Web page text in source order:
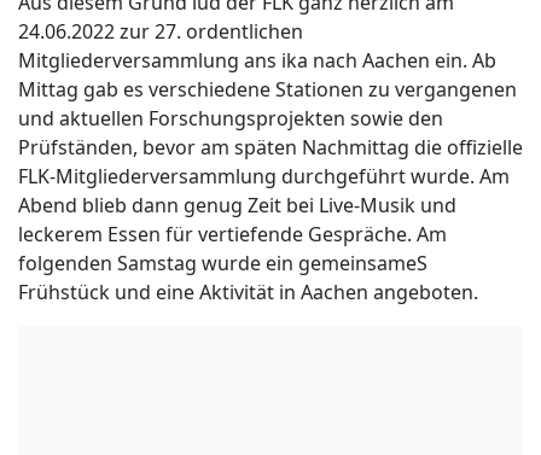
24.06.2022 zur 27. ordentlichen
Mitgliederversammlung ans ika nach Aachen ein. Ab
Mittag gab es verschiedene Stationen zu vergangenen
und aktuellen Forschungsprojekten sowie den
Prüfständen, bevor am späten Nachmittag die offizielle
FLK-Mitgliederversammlung durchgeführt wurde. Am
Abend blieb dann genug Zeit bei Live-Musik und
leckerem Essen für vertiefende Gespräche. Am
folgenden Samstag wurde ein gemeinsameS
Frühstück und eine Aktivität in Aachen angeboten.